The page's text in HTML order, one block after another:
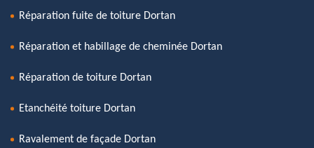
Réparation fuite de toiture Dortan
Réparation et habillage de cheminée Dortan
Réparation de toiture Dortan
Etanchéité toiture Dortan
Ravalement de façade Dortan